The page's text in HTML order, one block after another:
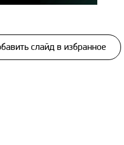
слайд в избранное